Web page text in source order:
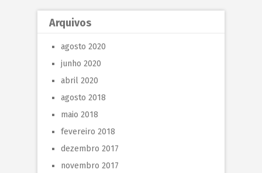
Arquivos
agosto 2020
junho 2020
abril 2020
agosto 2018
maio 2018
fevereiro 2018
dezembro 2017
novembro 2017